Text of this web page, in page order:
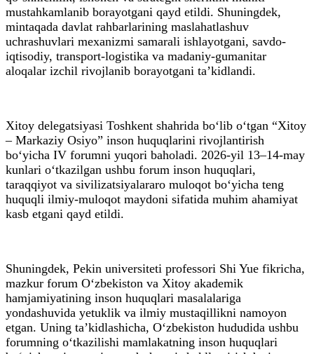
mustahkamlanib borayotgani qayd etildi. Shuningdek,
mintaqada davlat rahbarlarining maslahatlashuv
uchrashuvlari mexanizmi samarali ishlayotgani, savdo-
iqtisodiy, transport-logistika va madaniy-gumanitar
aloqalar izchil rivojlanib borayotgani ta’kidlandi.
Xitoy delegatsiyasi Toshkent shahrida bo‘lib o‘tgan “Xitoy
– Markaziy Osiyo” inson huquqlarini rivojlantirish
bo‘yicha IV forumni yuqori baholadi. 2026-yil 13–14-may
kunlari o‘tkazilgan ushbu forum inson huquqlari,
taraqqiyot va sivilizatsiyalararo muloqot bo‘yicha teng
huquqli ilmiy-muloqot maydoni sifatida muhim ahamiyat
kasb etgani qayd etildi.
Shuningdek, Pekin universiteti professori Shi Yue fikricha,
mazkur forum O‘zbekiston va Xitoy akademik
hamjamiyatining inson huquqlari masalalariga
yondashuvida yetuklik va ilmiy mustaqillikni namoyon
etgan. Uning ta’kidlashicha, O‘zbekiston hududida ushbu
forumning o‘tkazilishi mamlakatning inson huquqlari